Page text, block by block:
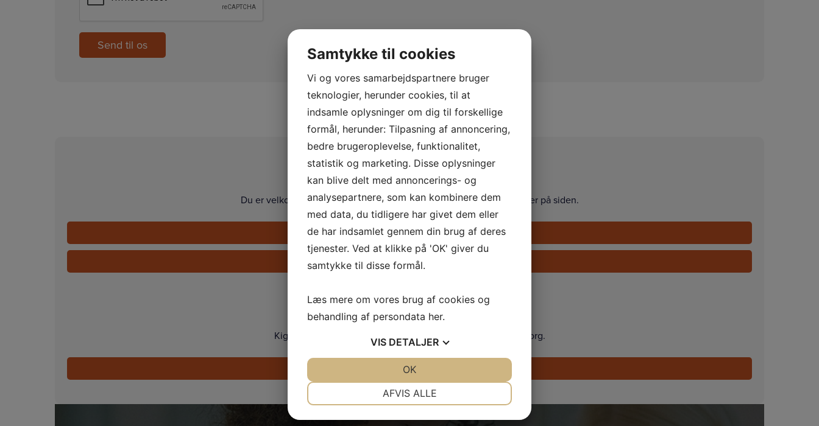
Kontakt os
Du er velkommen til at kontakte os på telefon, eller via formularen her på siden.
Ring på +45 33 24 02 10
Send en e-mail
Showroom
Kig forbi og prøv vores Tanita vægte i vores showroom i Søborg.
Find vej
Samtykke til cookies
Vi og vores samarbejdspartnere bruger
teknologier, herunder cookies, til at
indsamle oplysninger om dig til forskellige
formål, herunder: Tilpasning af annoncering,
bedre brugeroplevelse, funktionalitet,
statistik og marketing. Disse oplysninger
kan blive delt med annoncerings- og
analysepartnere, som kan kombinere dem
med data, du tidligere har givet dem eller
de har indsamlet gennem din brug af deres
tjenester. Ved at klikke på 'OK' giver du
samtykke til disse formål.
Læs mere om vores brug af cookies og
behandling af persondata her.
VIS DETALJER
AFVIS ALLE
OK